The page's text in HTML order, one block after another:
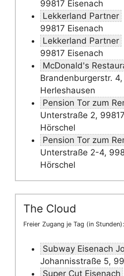
99817 Eisenach
Lekkerland Partner
99817 Eisenach
Lekkerland Partner
99817 Eisenach
McDonald's
Brandenburgerstr.
Herleshausen
Pension Tor zum
Unterstraße 2,
Hörschel
Pension Tor zum
Unterstraße 2-4,
Hörschel
The Cloud
Freier Zugang je Tag (in
Subway Eisenach
Johannisstraße 5,
Super Cut Eisenach